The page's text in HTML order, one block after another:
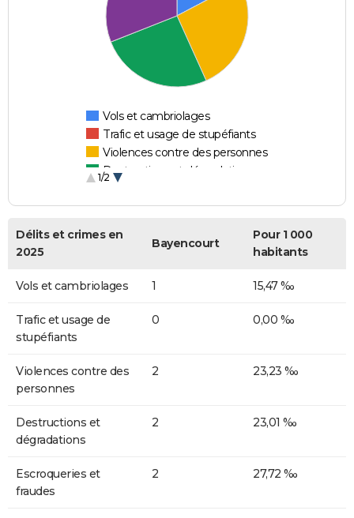
Vols et cambriolages
Trafic et usage de stupéfiants
Violences contre des personnes
Destructions et dégradations
1/2
Délits et crimes en
2025
Bayencourt
Pour 1 000
habitants
Vols et cambriolages 1 15,47 ‰
Trafic et usage de
stupéfiants
0 0,00 ‰
Violences contre des
personnes
2 23,23 ‰
Destructions et
dégradations
2 23,01 ‰
Escroqueries et
fraudes
2 27,72 ‰